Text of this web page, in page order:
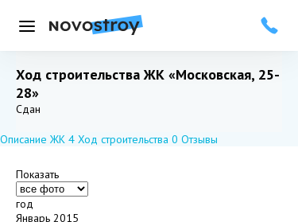
Меню
Ход строительства ЖК «Московская, 25-
28»
Добавить в избранное
Подписаться
Сдан
Описание ЖК 4 Ход строительства 0 Отзывы
Показать
год
Январь 2015